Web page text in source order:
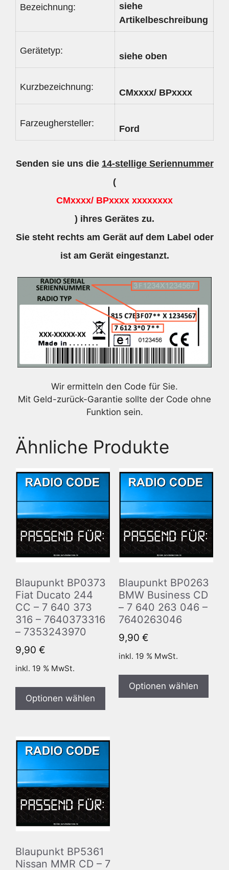
Bezeichnung:
siehe
Artikelbeschreibung
Gerätetyp:
siehe oben
Kurzbezeichnung:
CMxxxx/ BPxxxx
Farzeughersteller:
Ford
Senden sie uns die 14-stellige Seriennummer
(
CMxxxx/ BPxxxx xxxxxxxx
) ihres Gerätes zu.
Sie steht rechts am Gerät auf dem Label oder
ist am Gerät eingestanzt.
Wir ermitteln den Code für Sie.
Mit Geld-zurück-Garantie sollte der Code ohne
Funktion sein.
Ähnliche Produkte
Blaupunkt BP0373
Fiat Ducato 244
CC – 7 640 373
316 – 7640373316
– 7353243970
9,90 €
inkl. 19 % MwSt.
Optionen wählen
Blaupunkt BP0263
BMW Business CD
– 7 640 263 046 –
7640263046
9,90 €
inkl. 19 % MwSt.
Optionen wählen
Blaupunkt BP5361
Nissan MMR CD – 7